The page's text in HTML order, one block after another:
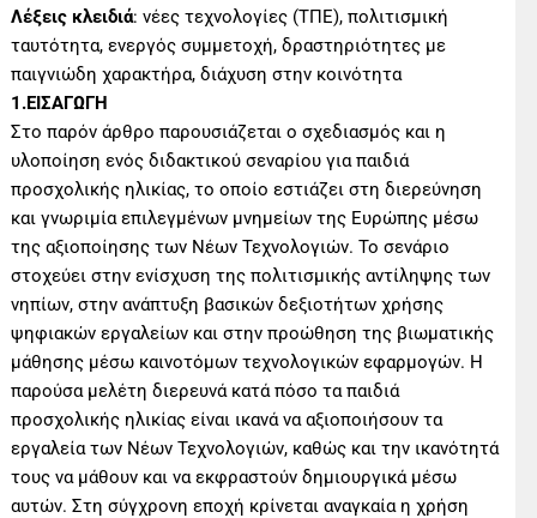
Λέξεις κλειδιά: νέες τεχνολογίες (ΤΠΕ), πολιτισμική
ταυτότητα, ενεργός συμμετοχή, δραστηριότητες με
παιγνιώδη χαρακτήρα, διάχυση στην κοινότητα
1.ΕΙΣΑΓΩΓΗ
Στο παρόν άρθρο παρουσιάζεται ο σχεδιασμός και η
υλοποίηση ενός διδακτικού σεναρίου για παιδιά
προσχολικής ηλικίας, το οποίο εστιάζει στη διερεύνηση
και γνωριμία επιλεγμένων μνημείων της Ευρώπης μέσω
της αξιοποίησης των Νέων Τεχνολογιών. Το σενάριο
στοχεύει στην ενίσχυση της πολιτισμικής αντίληψης των
νηπίων, στην ανάπτυξη βασικών δεξιοτήτων χρήσης
ψηφιακών εργαλείων και στην προώθηση της βιωματικής
μάθησης μέσω καινοτόμων τεχνολογικών εφαρμογών. Η
παρούσα μελέτη διερευνά κατά πόσο τα παιδιά
προσχολικής ηλικίας είναι ικανά να αξιοποιήσουν τα
εργαλεία των Νέων Τεχνολογιών, καθώς και την ικανότητά
τους να μάθουν και να εκφραστούν δημιουργικά μέσω
αυτών. Στη σύγχρονη εποχή κρίνεται αναγκαία η χρήση